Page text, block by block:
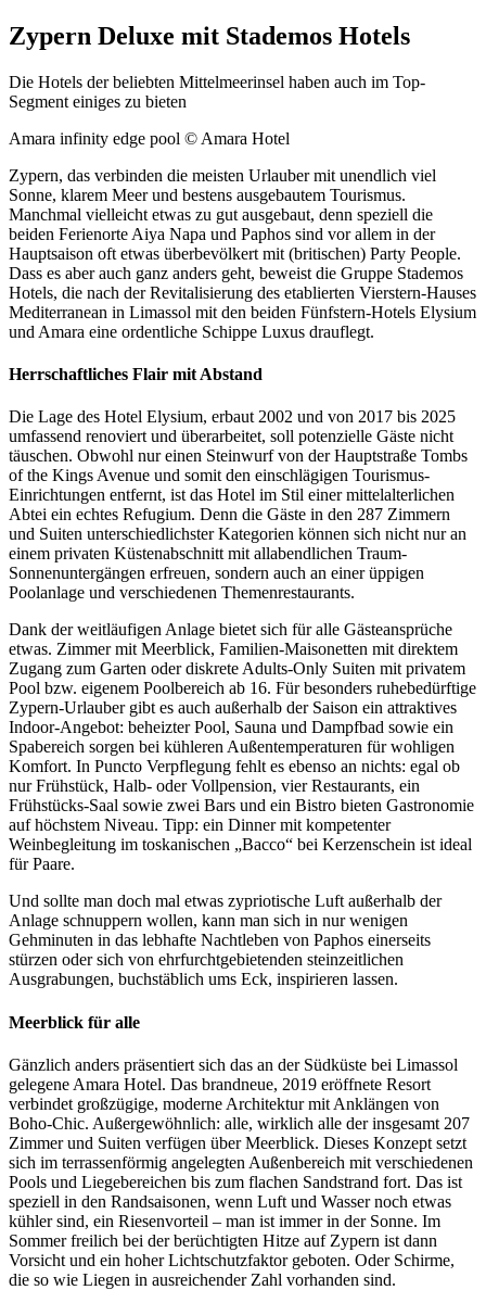
Zypern Deluxe mit Stademos Hotels
Die Hotels der beliebten Mittelmeerinsel haben auch im Top-
Segment einiges zu bieten
Amara infinity edge pool © Amara Hotel
Zypern, das verbinden die meisten Urlauber mit unendlich viel
Sonne, klarem Meer und bestens ausgebautem Tourismus.
Manchmal vielleicht etwas zu gut ausgebaut, denn speziell die
beiden Ferienorte Aiya Napa und Paphos sind vor allem in der
Hauptsaison oft etwas überbevölkert mit (britischen) Party People.
Dass es aber auch ganz anders geht, beweist die Gruppe Stademos
Hotels, die nach der Revitalisierung des etablierten Vierstern-Hauses
Mediterranean in Limassol mit den beiden Fünfstern-Hotels Elysium
und Amara eine ordentliche Schippe Luxus drauflegt.
Herrschaftliches Flair mit Abstand
Die Lage des Hotel Elysium, erbaut 2002 und von 2017 bis 2025
umfassend renoviert und überarbeitet, soll potenzielle Gäste nicht
täuschen. Obwohl nur einen Steinwurf von der Hauptstraße Tombs
of the Kings Avenue und somit den einschlägigen Tourismus-
Einrichtungen entfernt, ist das Hotel im Stil einer mittelalterlichen
Abtei ein echtes Refugium. Denn die Gäste in den 287 Zimmern
und Suiten unterschiedlichster Kategorien können sich nicht nur an
einem privaten Küstenabschnitt mit allabendlichen Traum-
Sonnenuntergängen erfreuen, sondern auch an einer üppigen
Poolanlage und verschiedenen Themenrestaurants.
Dank der weitläufigen Anlage bietet sich für alle Gästeansprüche
etwas. Zimmer mit Meerblick, Familien-Maisonetten mit direktem
Zugang zum Garten oder diskrete Adults-Only Suiten mit privatem
Pool bzw. eigenem Poolbereich ab 16. Für besonders ruhebedürftige
Zypern-Urlauber gibt es auch außerhalb der Saison ein attraktives
Indoor-Angebot: beheizter Pool, Sauna und Dampfbad sowie ein
Spabereich sorgen bei kühleren Außentemperaturen für wohligen
Komfort. In Puncto Verpflegung fehlt es ebenso an nichts: egal ob
nur Frühstück, Halb- oder Vollpension, vier Restaurants, ein
Frühstücks-Saal sowie zwei Bars und ein Bistro bieten Gastronomie
auf höchstem Niveau. Tipp: ein Dinner mit kompetenter
Weinbegleitung im toskanischen „Bacco“ bei Kerzenschein ist ideal
für Paare.
Und sollte man doch mal etwas zypriotische Luft außerhalb der
Anlage schnuppern wollen, kann man sich in nur wenigen
Gehminuten in das lebhafte Nachtleben von Paphos einerseits
stürzen oder sich von ehrfurchtgebietenden steinzeitlichen
Ausgrabungen, buchstäblich ums Eck, inspirieren lassen.
Meerblick für alle
Gänzlich anders präsentiert sich das an der Südküste bei Limassol
gelegene Amara Hotel. Das brandneue, 2019 eröffnete Resort
verbindet großzügige, moderne Architektur mit Anklängen von
Boho-Chic. Außergewöhnlich: alle, wirklich alle der insgesamt 207
Zimmer und Suiten verfügen über Meerblick. Dieses Konzept setzt
sich im terrassenförmig angelegten Außenbereich mit verschiedenen
Pools und Liegebereichen bis zum flachen Sandstrand fort. Das ist
speziell in den Randsaisonen, wenn Luft und Wasser noch etwas
kühler sind, ein Riesenvorteil – man ist immer in der Sonne. Im
Sommer freilich bei der berüchtigten Hitze auf Zypern ist dann
Vorsicht und ein hoher Lichtschutzfaktor geboten. Oder Schirme,
die so wie Liegen in ausreichender Zahl vorhanden sind.